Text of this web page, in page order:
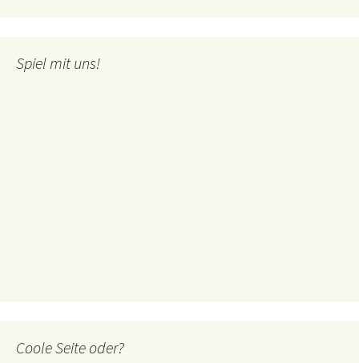
Spiel mit uns!
Coole Seite oder?